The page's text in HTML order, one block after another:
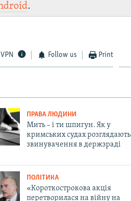
.
Follow us Print
ПРАВА ЛЮДИНИ
Мить – і ти шпигун. Як у
кримських судах розглядають
звинувачення в держзраді
ПОЛІТИКА
«Короткострокова акція
перетворилася на війну на